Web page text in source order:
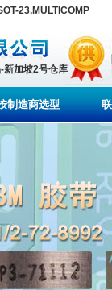
23,MULTICOMP
新加坡2号仓库
制造商选型